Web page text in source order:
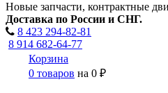
Новые запчасти, контрактные
Доставка по России и СНГ.
8 423 294-82-81
8 914 682-64-77
Корзина
0 товаров на 0 ₽